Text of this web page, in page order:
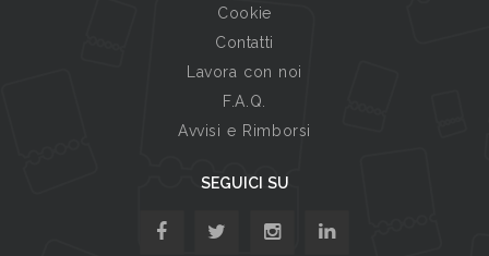
Cookie
Contatti
Lavora con noi
F.A.Q.
Avvisi e Rimborsi
SEGUICI SU